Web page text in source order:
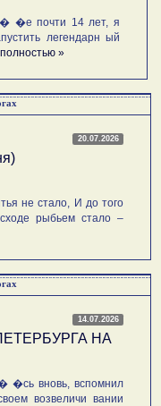
�е почти 14 лет, я
легендарн ый
»
20.07.2026
не стало, И до того
рыбьем стало –
14.07.2026
НА
вновь, вспомнил
возвеличи вании